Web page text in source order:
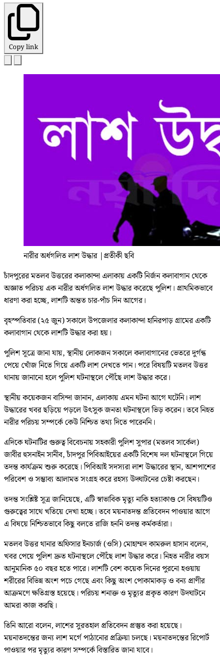
Copy link
নারীর অর্ধগলিত লাশ উদ্ধার |প্রতীকী ছবি
চাঁদপুরের মতলব উত্তরের কলাকান্দা এলাকায় একটি নির্জন কলাবাগান থেকে
অজ্ঞাত পরিচয় এক নারীর অর্ধগলিত লাশ উদ্ধার করেছে পুলিশ। প্রাথমিকভাবে
ধারণা করা হচ্ছে, লাশটি অন্তত চার-পাঁচ দিন আগের।
বৃহস্পতিবার (২৫ জুন) সকালে উপজেলার কলাকান্দা হানিরপাড় গ্রামের একটি
কলাবাগান থেকে লাশটি উদ্ধার করা হয়।
পুলিশ সূত্রে জানা যায়, স্থানীয় লোকজন সকালে কলাবাগানের ভেতরে দুর্গন্ধ
পেয়ে খোঁজ নিতে গিয়ে একটি লাশ দেখতে পান। পরে বিষয়টি মতলব উত্তর
থানায় জানানো হলে পুলিশ ঘটনাস্থলে পৌঁছে লাশ উদ্ধার করে।
স্থানীয় কয়েকজন বাসিন্দা জানান, এলাকায় এমন ঘটনা আগে ঘটেনি। লাশ
উদ্ধারের খবর ছড়িয়ে পড়লে উৎসুক জনতা ঘটনাস্থলে ভিড় করেন। তবে নিহত
নারীর পরিচয় সম্পর্কে কেউ নিশ্চিত তথ্য দিতে পারেননি।
এদিকে ঘটনাটির গুরুত্ব বিবেচনায় সহকারী পুলিশ সুপার (মতলব সার্কেল)
জাবীর হুসনাইন সানীব, চাঁদপুর পিবিআইয়ের একটি বিশেষ দল ঘটনাস্থলে গিয়ে
তদন্ত কার্যক্রম শুরু করেছে। পিবিআই সদস্যরা লাশ উদ্ধারের স্থান, আশপাশের
পরিবেশ ও সম্ভাব্য আলামত সংগ্রহ করে রহস্য উদ্ঘাটনের চেষ্টা করছেন।
তদন্ত সংশ্লিষ্ট সূত্র জানিয়েছে, এটি স্বাভাবিক মৃত্যু নাকি হত্যাকাণ্ড সে বিষয়টিও
গুরুত্বের সাথে খতিয়ে দেখা হচ্ছে। তবে ময়নাতদন্ত প্রতিবেদন পাওয়ার আগে
এ বিষয়ে নিশ্চিতভাবে কিছু বলতে রাজি হননি তদন্ত কর্মকর্তারা।
মতলব উত্তর থানার অফিসার ইনচার্জ (ওসি) মোহাম্মদ কামরুল হাসান বলেন,
খবর পেয়ে পুলিশ দ্রুত ঘটনাস্থলে পৌঁছে লাশ উদ্ধার করে। নিহত নারীর বয়স
আনুমানিক ৫০ বছর হতে পারে। লাশটি বেশ কয়েক দিনের পুরনো হওয়ায়
শরীরের বিভিন্ন অংশ পচে গেছে এবং কিছু অংশ পোকামাকড় ও বন্য প্রাণীর
আক্রমণে ক্ষতিগ্রস্ত হয়েছে। পরিচয় শনাক্ত ও মৃত্যুর প্রকৃত কারণ উদঘাটনে
আমরা কাজ করছি।
তিনি আরো বলেন, লাশের সুরতহাল প্রতিবেদন প্রস্তুত করা হয়েছে।
ময়নাতদন্তের জন্য লাশ মর্গে পাঠানোর প্রক্রিয়া চলছে। ময়নাতদন্তের রিপোর্ট
পাওয়ার পর মৃত্যুর কারণ সম্পর্কে বিস্তারিত জানা যাবে।